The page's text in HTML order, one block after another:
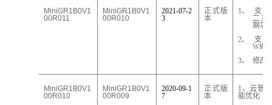
MiniGR1 B0V1
00R011
MiniGR1 B0V1
00R010
2021-07-2
3
正式版
本
1、
支
二
期功
2、
支
W
3、
修改B
MiniGR1B0V1
00R010
MiniGR1 B0V1
00R009
2020-09-1
7
正式版
本
1、云管
能优化